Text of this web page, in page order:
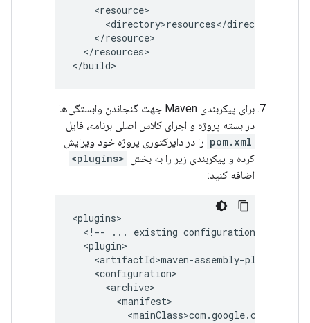
</resources>
برای پیکربندی Maven جهت گنجاندن وابستگی‌ها
در بسته پروژه و اجرای کلاس اصلی برنامه، فایل
pom.xml را در دایرکتوری پروژه خود ویرایش
کرده و پیکربندی زیر را به بخش <plugins>
اضافه کنید:
<!--
... existing configurations